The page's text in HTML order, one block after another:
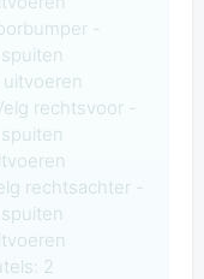
-
rechtsvoor -
rechtsachter -
2